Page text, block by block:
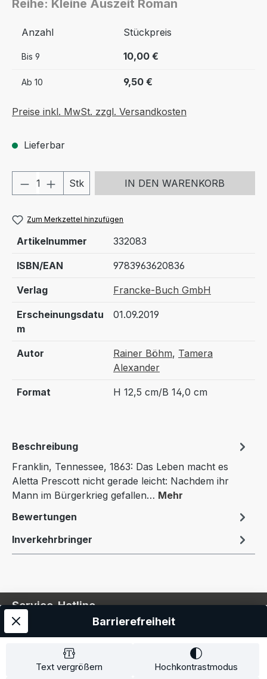
Reihe: Kleine Auszeit Roman
Anzahl Stückpreis
Bis 9 10,00 €
Ab 10 9,50 €
Preise inkl. MwSt. zzgl. Versandkosten
Lieferbar
Produkt Anzahl: Gib den
Stk IN DEN WARENKORB
Zum Merkzettel hinzufügen
Artikelnummer 332083
ISBN/EAN 9783963620836
Verlag Francke-Buch GmbH
Erscheinungsdatu
m
01.09.2019
Autor Rainer Böhm, Tamera
Alexander
Format H 12,5 cm/B 14,0 cm
Beschreibung
Franklin, Tennessee, 1863: Das Leben macht es
Aletta Prescott nicht gerade leicht: Nachdem ihr
Mann im Bürgerkrieg gefallen… Mehr
Bewertungen
Inverkehrbringer
Service-Hotline
Service
Information
Text vergrößern Hochkontrastmodus
Barrierefreiheit